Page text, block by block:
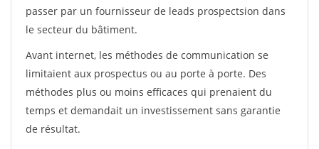
passer par un fournisseur de leads prospectsion dans
le secteur du bâtiment.
Avant internet, les méthodes de communication se
limitaient aux prospectus ou au porte à porte. Des
méthodes plus ou moins efficaces qui prenaient du
temps et demandait un investissement sans garantie
de résultat.